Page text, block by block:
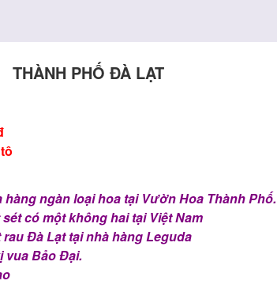
THÀNH PHỐ ĐÀ LẠT
ngàn loại hoa tại Vườn Hoa Thành Phố.
có một không hai tại Việt Nam
Đà Lạt tại nhà hàng Leguda
vua Bảo Đại.